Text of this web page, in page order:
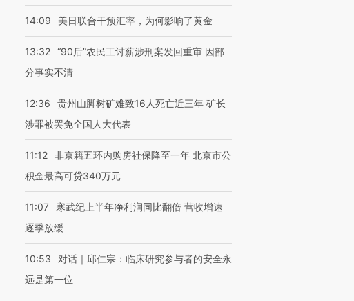
14:09 美日联合干预汇率，为何影响了黄金
13:32 “90后”农民工讨薪涉刑案发回重审 因部
分事实不清
12:36
贵州山脚树矿难致16人死亡近三年 矿长
涉罪被罢免全国人大代表
11:12 非京籍五环内购房社保降至一年 北京市公
积金最高可贷340万元
11:07
寒武纪上半年净利润同比翻倍 营收增速
逐季放缓
10:53
对话｜邱仁宗：临床研究参与者的安全永
远是第一位